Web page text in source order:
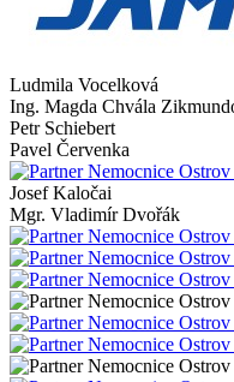
Ludmila Vocelková
Ing. Magda Chvála
Petr Schiebert
Pavel Červenka
Josef Kaločai
Mgr. Vladimír Dvořák